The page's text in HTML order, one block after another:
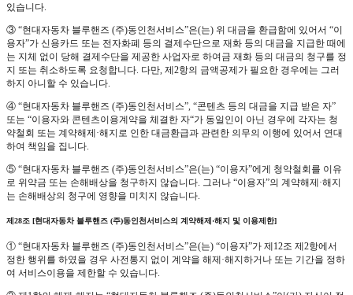
있습니다.
③ “현대자동차 블루핸즈 (주)동인천서비스”은(는) 위 대금을 환급함에 있어서 “이
용자”가 신용카드 또는 전자화폐 등의 결제수단으로 재화 등의 대금을 지급한 때에
는 지체 없이 당해 결제수단을 제공한 사업자로 하여금 재화 등의 대금의 청구를 정
지 또는 취소하도록 요청합니다. 다만, 제2항의 금액공제가 필요한 경우에는 그러
하지 아니할 수 있습니다.
④ “현대자동차 블루핸즈 (주)동인천서비스”, “콘텐츠 등의 대금을 지급 받은 자”
또는 “이용자와 콘텐츠이용계약을 체결한 자“가 동일인이 아닌 경우에 각자는 청
약철회 또는 계약해제·해지로 인한 대금환급과 관련한 의무의 이행에 있어서 연대
하여 책임을 집니다.
⑤ “현대자동차 블루핸즈 (주)동인천서비스”은(는) “이용자”에게 청약철회를 이유
로 위약금 또는 손해배상을 청구하지 않습니다. 그러나 “이용자”의 계약해제·해지
는 손해배상의 청구에 영향을 미치지 않습니다.
제28조 [현대자동차 블루핸즈 (주)동인천서비스의 계약해제·해지 및 이용제한]
① “현대자동차 블루핸즈 (주)동인천서비스”은(는) “이용자”가 제12조 제2항에서
정한 행위를 하였을 경우 사전통지 없이 계약을 해제·해지하거나 또는 기간을 정하
여 서비스이용을 제한할 수 있습니다.